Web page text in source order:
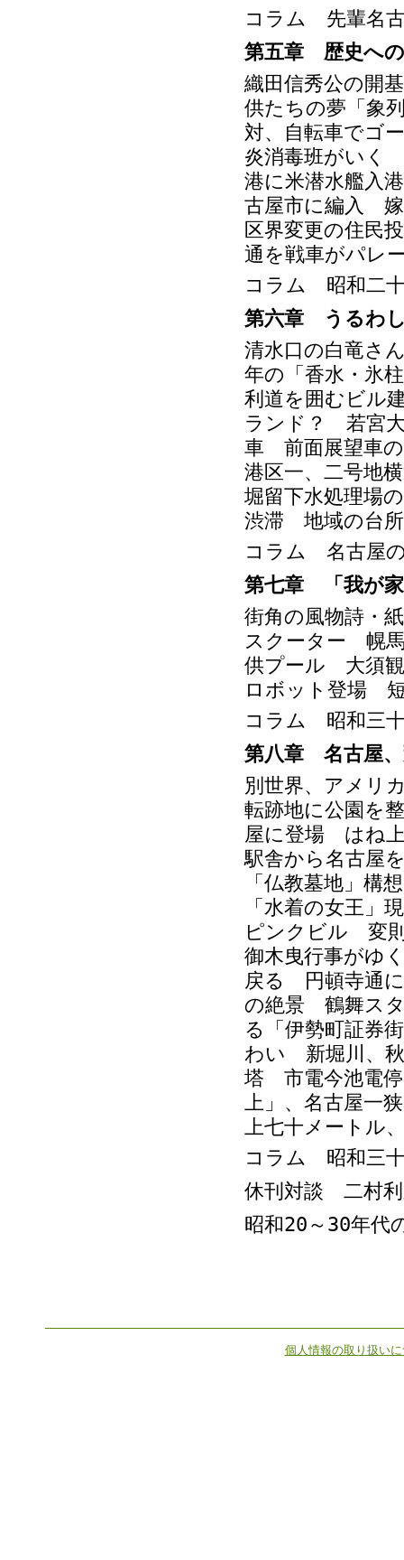
コラム 先輩名
第五章 歴史へ
織田信秀公の開
供たちの夢「象
対、自転車でゴ
炎消毒班がい
港に米潜水艦入
古屋市に編入
区界変更の住
通を戦車がパ
コラム 昭和二
第六章 うるわ
清水口の白竜さ
年の「香水・氷
利道を囲むビル
ランド？ 若宮
車 前面展望車
港区一、二号地
堀留下水処理場
渋滞 地域の台所
コラム 名古屋
第七章 「我が
街角の風物詩・
スクーター 幌
供プール 大須
ロボット登場
コラム 昭和三
第八章 名古屋
別世界、アメリ
転跡地に公園を
屋に登場 はね
駅舎から名古屋
「仏教墓地」
「水着の女王
ピンクビル 変
御木曳行事がゆ
戻る 円頓寺通
の絶景 鶴舞ス
る「伊勢町証券
わい 新堀川、
塔 市電今池電
上」、名古屋一
上七十メートル
コラム 昭和三
休刊対談 二村利
昭和20～30年代
個人情報の取り扱い